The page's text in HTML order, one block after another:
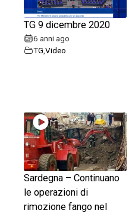
TG 9 dicembre 2020
6 anni ago
TG Video
Sardegna – Continuano
le operazioni di
rimozione fango nel